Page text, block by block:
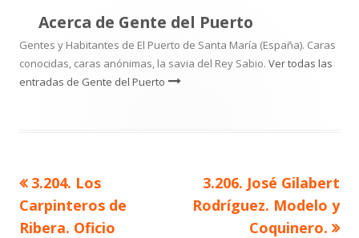
Acerca de Gente del Puerto
Gentes y Habitantes de El Puerto de Santa María (España). Caras
conocidas, caras anónimas, la savia del Rey Sabio. Ver todas las
entradas de Gente del Puerto
Navegación
de
Artículo
anterior
3.204. Los
Carpinteros de
Ribera. Oficio
Artículo
siguiente
3.206. José Gilabert
Rodríguez. Modelo y
Coquinero.